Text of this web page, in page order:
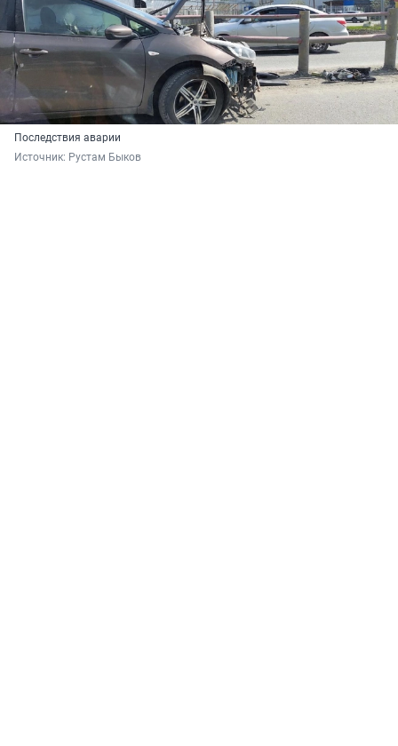
Последствия аварии
Источник: Рустам Быков